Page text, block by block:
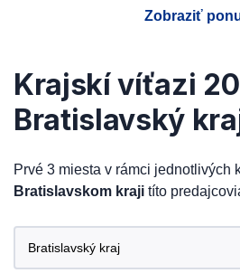
Zobraziť
Krajskí víťazi
Bratislavský
Prvé 3 miesta v rámci jednotlivých
Bratislavskom kraji títo